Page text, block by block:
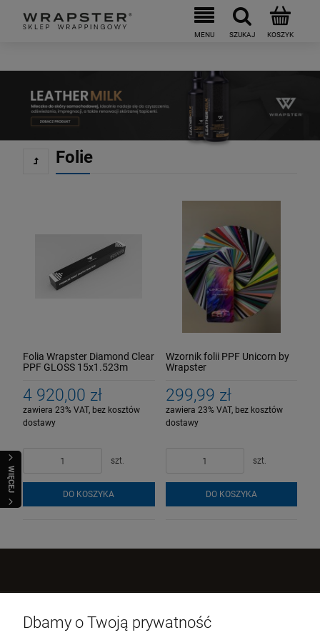
WIĘCEJ
Folie
Folia Wrapster Diamond Clear
PPF GLOSS 15x1.523m
4 920,00 zł
zawiera 23% VAT, bez kosztów
dostawy
szt.
DO KOSZYKA
Wzornik folii PPF Unicorn by
Wrapster
299,99 zł
zawiera 23% VAT, bez kosztów
dostawy
szt.
DO KOSZYKA
Dbamy o Twoją prywatność